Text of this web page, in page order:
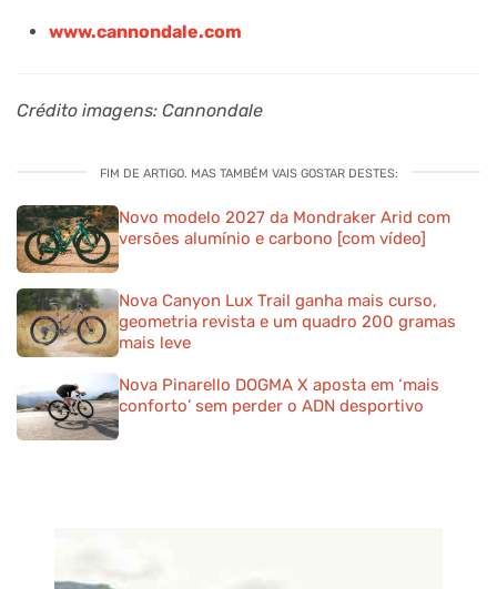
www.cannondale.com
Crédito imagens: Cannondale
FIM DE ARTIGO. MAS TAMBÉM VAIS GOSTAR DESTES:
Novo modelo 2027 da Mondraker Arid com
versões alumínio e carbono [com vídeo]
Nova Canyon Lux Trail ganha mais curso,
geometria revista e um quadro 200 gramas
mais leve
Nova Pinarello DOGMA X aposta em ‘mais
conforto’ sem perder o ADN desportivo